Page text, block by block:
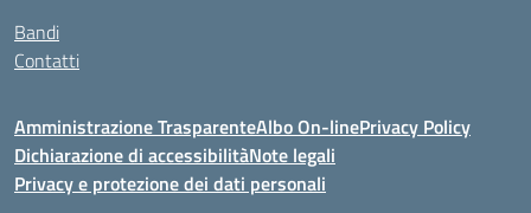
Bandi
Contatti
Amministrazione TrasparenteAlbo On-linePrivacy Policy
Dichiarazione di accessibilitàNote legali
Privacy e protezione dei dati personali